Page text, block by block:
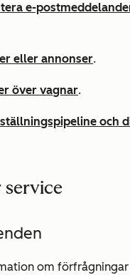
e-
eller annonser.
över vagnar.
och
om